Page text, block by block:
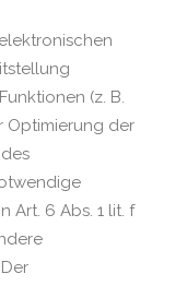
(z. B.
Optimierung der
Art. 6 Abs. 1 lit. f